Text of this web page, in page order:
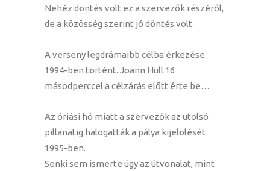
Nehéz döntés volt ez a szervezők részéről,
de a közösség szerint jó döntés volt.
A verseny legdrámaibb célba érkezése
1994-ben történt. Joann Hull 16
másodperccel a célzárás előtt érte be…
Az óriási hó miatt a szervezők az utolsó
pillanatig halogatták a pálya kijelölését
1995-ben.
Senki sem ismerte úgy az útvonalat, mint